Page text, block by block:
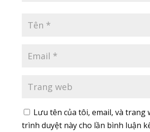
Lưu tên của tôi, email, và trang
trình duyệt này cho lần bình luận